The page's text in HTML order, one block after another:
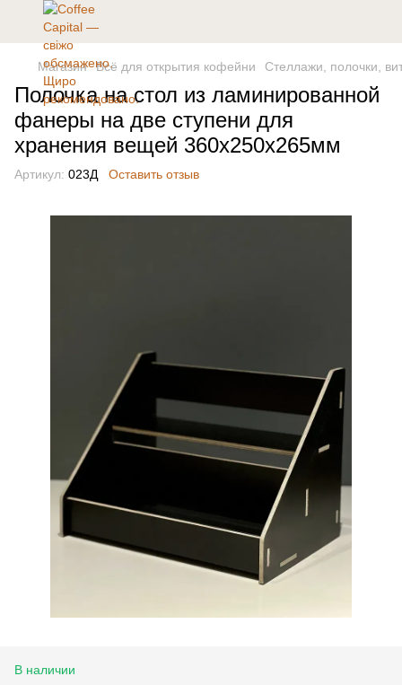
Магазин Всё для открытия кофейни Стеллажи, полочки,
Полочка на стол из ламинированной
фанеры на две ступени для
хранения вещей 360х250х265мм
Артикул: 023Д Оставить отзыв
В наличии